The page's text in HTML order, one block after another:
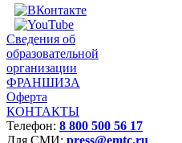
Сведения об
образовательной
организации
ФРАНШИЗА
Оферта
КОНТАКТЫ
Телефон: 8 800 500 56 17
Для СМИ: press@emtc.ru